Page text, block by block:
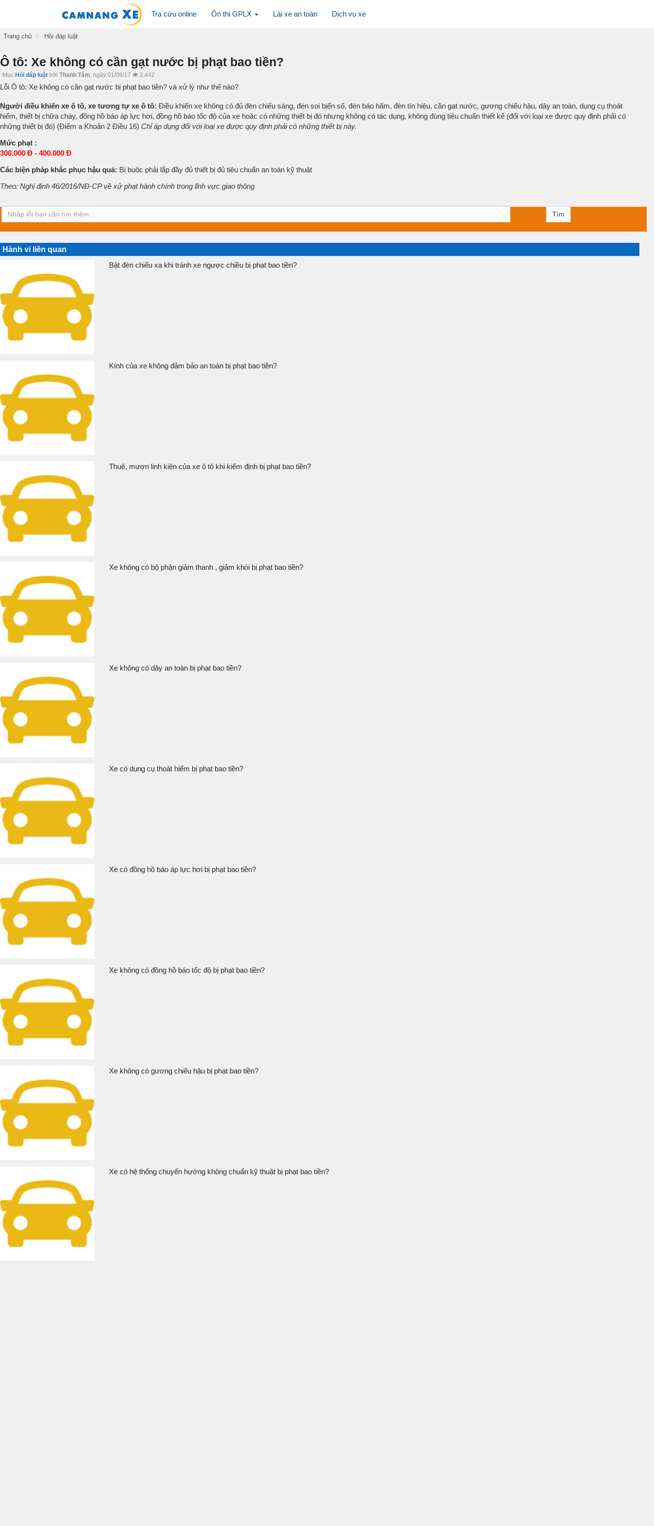
Tra cứu online Ôn thi GPLX Lái xe an toàn Dịch vụ xe
Trang chủ Hỏi đáp luật
Ô tô: Xe không có cần gạt nước bị phạt bao tiền?
Mục Hỏi đáp luật bởi Thanh Tâm, ngày 01/06/17 2,442
Lỗi Ô tô: Xe không có cần gạt nước bị phạt bao tiền? và xử lý như thế nào?
Người điều khiển xe ô tô, xe tương tự xe ô tô: Điều khiển xe không có đủ đèn chiếu sáng, đèn soi biển số, đèn báo hãm, đèn tín hiệu, cần gạt nước, gương chiếu hậu, dây an toàn, dụng cụ thoát
hiểm, thiết bị chữa cháy, đồng hồ báo áp lực hơi, đồng hồ báo tốc độ của xe hoặc có những thiết bị đó nhưng không có tác dụng, không đúng tiêu chuẩn thiết kế (đối với loại xe được quy định phải có
những thiết bị đó) (Điểm a Khoản 2 Điều 16) Chỉ áp dụng đối với loại xe được quy định phải có những thiết bị này.
Mức phạt :
300.000 Đ - 400.000 Đ
Các biện pháp khắc phục hậu quả: Bị buộc phải lắp đầy đủ thiết bị đủ tiêu chuẩn an toàn kỹ thuật
Theo: Nghị định 46/2016/NĐ-CP về xử phạt hành chính trong lĩnh vực giao thông
Tìm
Hành vi liên quan
Bật đèn chiếu xa khi tránh xe ngược chiều bị phạt bao tiền?
Kính của xe không đảm bảo an toàn bị phạt bao tiền?
Thuê, mượn linh kiện của xe ô tô khi kiểm định bị phạt bao tiền?
Xe không có bộ phận giảm thanh , giảm khói bị phạt bao tiền?
Xe không có dây an toàn bị phạt bao tiền?
Xe có dụng cụ thoát hiểm bị phạt bao tiền?
Xe có đồng hồ báo áp lực hơi bị phạt bao tiền?
Xe không có đồng hồ báo tốc độ bị phạt bao tiền?
Xe không có gương chiếu hậu bị phạt bao tiền?
Xe có hệ thống chuyển hướng không chuẩn kỹ thuật bị phạt bao tiền?